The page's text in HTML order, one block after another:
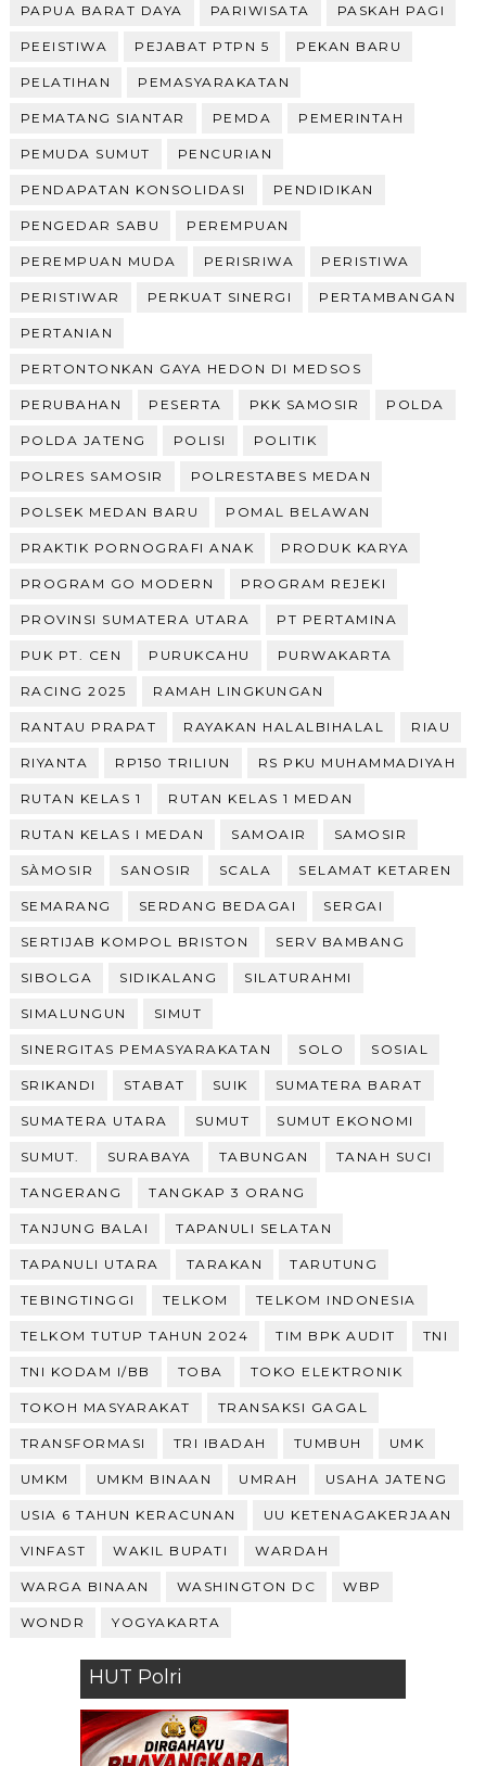
PAPUA BARAT DAYA PARIWISATA PASKAH PAGI
PEEISTIWA PEJABAT PTPN 5 PEKAN BARU
PELATIHAN PEMASYARAKATAN
PEMATANG SIANTAR PEMDA PEMERINTAH
PEMUDA SUMUT PENCURIAN
PENDAPATAN KONSOLIDASI PENDIDIKAN
PENGEDAR SABU PEREMPUAN
PEREMPUAN MUDA PERISRIWA PERISTIWA
PERISTIWAR PERKUAT SINERGI PERTAMBANGAN
PERTANIAN
PERTONTONKAN GAYA HEDON DI MEDSOS
PERUBAHAN PESERTA PKK SAMOSIR POLDA
POLDA JATENG POLISI POLITIK
POLRES SAMOSIR POLRESTABES MEDAN
POLSEK MEDAN BARU POMAL BELAWAN
PRAKTIK PORNOGRAFI ANAK PRODUK KARYA
PROGRAM GO MODERN PROGRAM REJEKI
PROVINSI SUMATERA UTARA PT PERTAMINA
PUK PT. CEN PURUKCAHU PURWAKARTA
RACING 2025 RAMAH LINGKUNGAN
RANTAU PRAPAT RAYAKAN HALALBIHALAL RIAU
RIYANTA RP150 TRILIUN RS PKU MUHAMMADIYAH
RUTAN KELAS 1 RUTAN KELAS 1 MEDAN
RUTAN KELAS I MEDAN SAMOAIR SAMOSIR
SÀMOSIR SANOSIR SCALA SELAMAT KETAREN
SEMARANG SERDANG BEDAGAI SERGAI
SERTIJAB KOMPOL BRISTON SERV BAMBANG
SIBOLGA SIDIKALANG SILATURAHMI
SIMALUNGUN SIMUT
SINERGITAS PEMASYARAKATAN SOLO SOSIAL
SRIKANDI STABAT SUIK SUMATERA BARAT
SUMATERA UTARA SUMUT SUMUT EKONOMI
SUMUT. SURABAYA TABUNGAN TANAH SUCI
TANGERANG TANGKAP 3 ORANG
TANJUNG BALAI TAPANULI SELATAN
TAPANULI UTARA TARAKAN TARUTUNG
TEBINGTINGGI TELKOM TELKOM INDONESIA
TELKOM TUTUP TAHUN 2024 TIM BPK AUDIT TNI
TNI KODAM I/BB TOBA TOKO ELEKTRONIK
TOKOH MASYARAKAT TRANSAKSI GAGAL
TRANSFORMASI TRI IBADAH TUMBUH UMK
UMKM UMKM BINAAN UMRAH USAHA JATENG
USIA 6 TAHUN KERACUNAN UU KETENAGAKERJAAN
VINFAST WAKIL BUPATI WARDAH
WARGA BINAAN WASHINGTON DC WBP
WONDR YOGYAKARTA
HUT Polri